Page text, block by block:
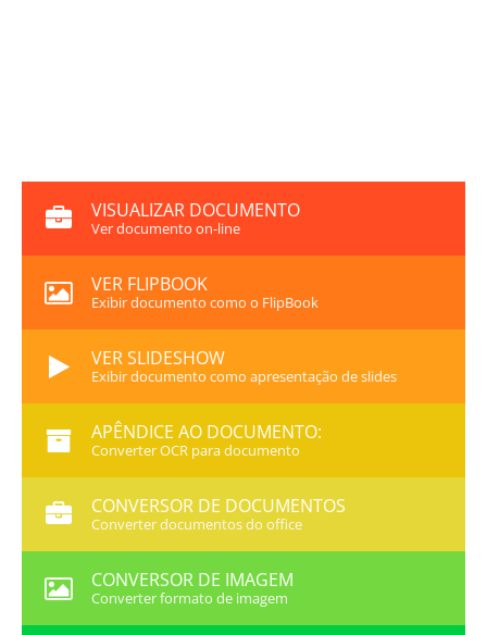
VISUALIZAR DOCUMENTO
Ver documento on-line
VER FLIPBOOK
Exibir documento como o FlipBook
VER SLIDESHOW
Exibir documento como apresentação de slides
APÊNDICE AO DOCUMENTO:
Converter OCR para documento
CONVERSOR DE DOCUMENTOS
Converter documentos do office
CONVERSOR DE IMAGEM
Converter formato de imagem